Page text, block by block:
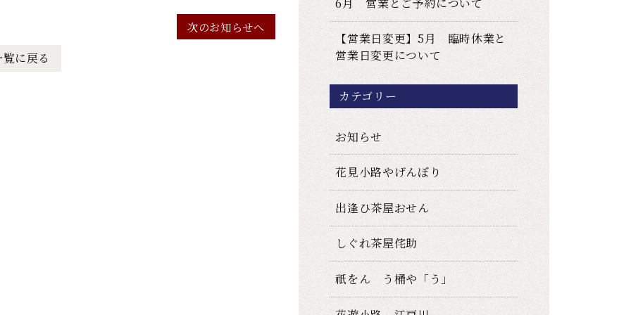
次のお知らせへ
に戻る
【営業日変更】5月 臨時休業と
営業日変更について
カテゴリー
お知らせ
花見小路やげんぼり
出逢ひ茶屋おせん
しぐれ茶屋侘助
祇をん う桶や「う」